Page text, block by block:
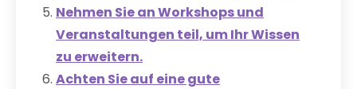
Nehmen Sie an Workshops und
Veranstaltungen teil, um Ihr Wissen
zu erweitern.
Achten Sie auf eine gute